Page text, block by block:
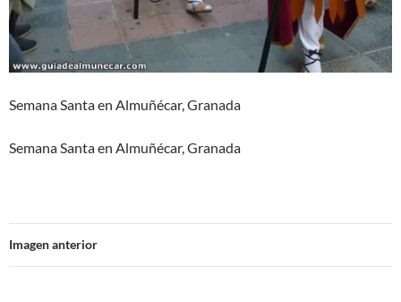
Semana Santa en Almuñécar, Granada
Semana Santa en Almuñécar, Granada
Imagen anterior